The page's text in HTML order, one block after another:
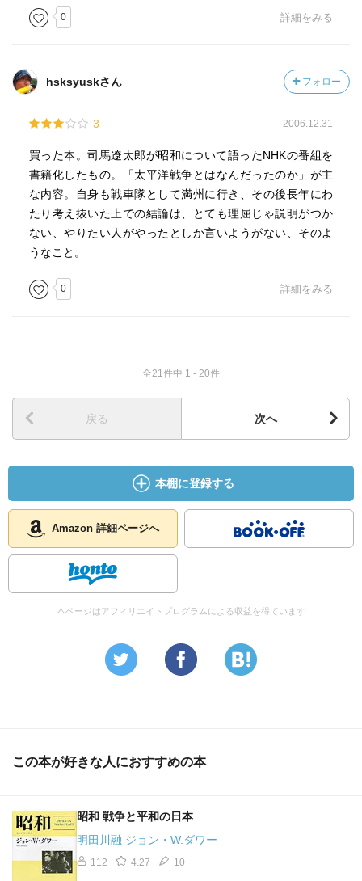
0 詳細をみる
hsksyuskさん フォロー
3 2006.12.31
買った本。司馬遼太郎が昭和について語ったNHKの番組を
書籍化したもの。「太平洋戦争とはなんだったのか」が主
な内容。自身も戦車隊として満州に行き、その後長年にわ
たり考え抜いた上での結論は、とても理屈じゃ説明がつか
ない、やりたい人がやったとしか言いようがない、そのよ
うなこと。
0 詳細をみる
全21件中 1 - 20件
戻る 次へ
本棚に登録する
Amazon 詳細ページへ
本ページはアフィリエイトプログラムによる収益を得ています
この本が好きな人におすすめの本
昭和 戦争と平和の日本
明田川融 ジョン・W.ダワー
112 4.27 10